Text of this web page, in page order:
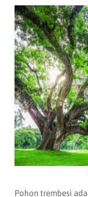
Pohon trembesi